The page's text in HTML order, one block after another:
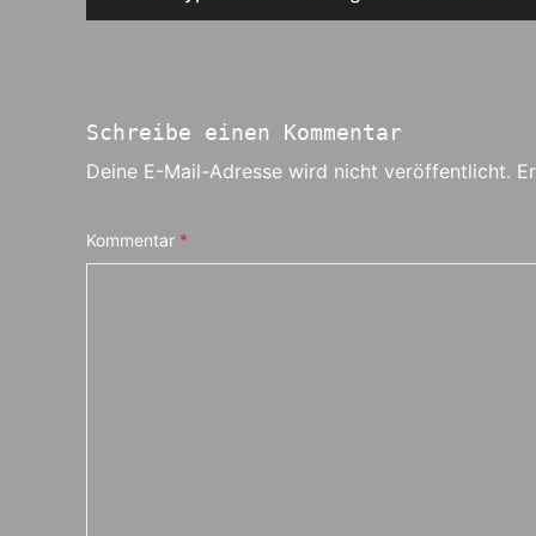
Schreibe einen Kommentar
Deine E-Mail-Adresse wird nicht veröffentlicht.
Kommentar *